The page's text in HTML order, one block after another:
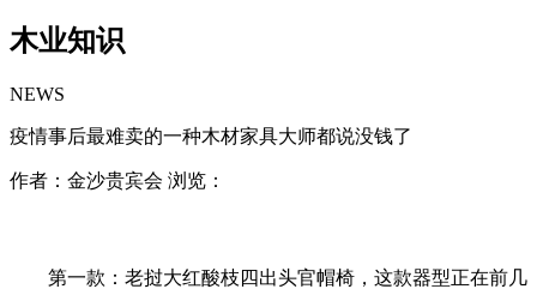
木业知识
NEWS
疫情事后最难卖的一种木材家具大师都说没钱了
作者：金沙贵宾会 浏览：
第一款：老挝大红酸枝四出头官帽椅，这款器型正在前几